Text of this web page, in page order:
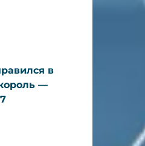
в
—